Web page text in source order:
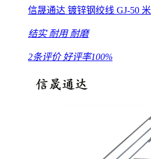
信晟通达 镀锌钢绞线 GJ-50 米
结实 耐用 耐磨
2条评价 好评率100%